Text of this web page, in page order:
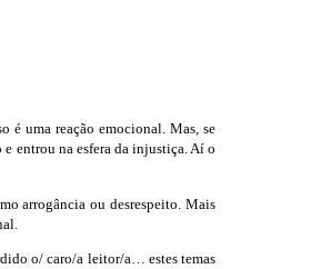
é uma reação emocional. Mas, se
entrou na esfera da injustiça. Aí o
arrogância ou desrespeito. Mais
o/ caro/a leitor/a… estes temas